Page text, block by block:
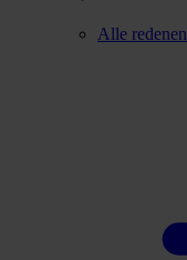
Alle redenen